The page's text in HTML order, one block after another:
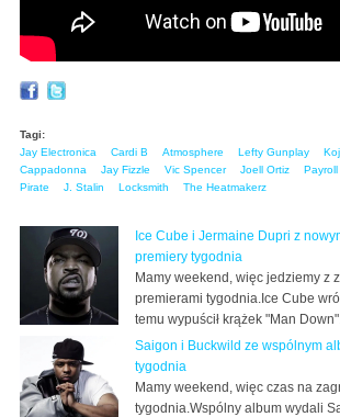
Tagi:
Jay Electronica
Cardi B Atmosphere Lefty Gunplay
Cappadonna
Jay Fizzle Vic Spencer Joell Ortiz
Pirate
J. Stalin Locksmith The Heatmakerz
Ice Cube i Jermaine Dupri z
premiery tygodnia
Mamy weekend, więc jedziemy z
premierami tygodnia.Ice Cube
temu wypuścił krążek "Man
Saigon i Buckwild ze wspólnym
tygodnia
Mamy weekend, więc czas na
tygodnia.Wspólny album wydali